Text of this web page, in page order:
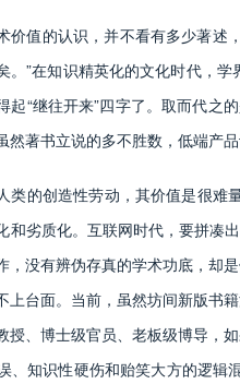
值的认识，并不看有多少著述，
。”在知识精英化的文化时代，
起“继往开来”四字了。取而代之
然著书立说的多不胜数，低端产
的创造性劳动，其价值是很难
和劣质化。互联网时代，要拼凑
，没有辨伪存真的学术功底，却
上台面。当前，虽然坊间新版书
授、博士级官员、老板级博导，
、知识性硬伤和贻笑大方的逻